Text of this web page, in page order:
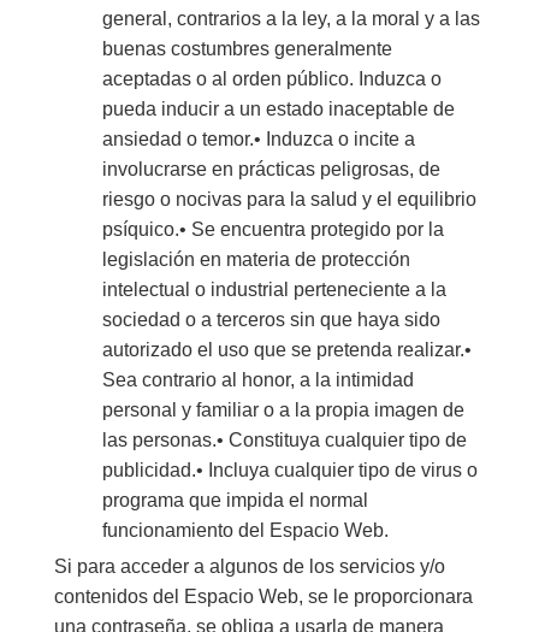
general, contrarios a la ley, a la moral y a las
buenas costumbres generalmente
aceptadas o al orden público. Induzca o
pueda inducir a un estado inaceptable de
ansiedad o temor.• Induzca o incite a
involucrarse en prácticas peligrosas, de
riesgo o nocivas para la salud y el equilibrio
psíquico.• Se encuentra protegido por la
legislación en materia de protección
intelectual o industrial perteneciente a la
sociedad o a terceros sin que haya sido
autorizado el uso que se pretenda realizar.•
Sea contrario al honor, a la intimidad
personal y familiar o a la propia imagen de
las personas.• Constituya cualquier tipo de
publicidad.• Incluya cualquier tipo de virus o
programa que impida el normal
funcionamiento del Espacio Web.
Si para acceder a algunos de los servicios y/o
contenidos del Espacio Web, se le proporcionara
una contraseña, se obliga a usarla de manera